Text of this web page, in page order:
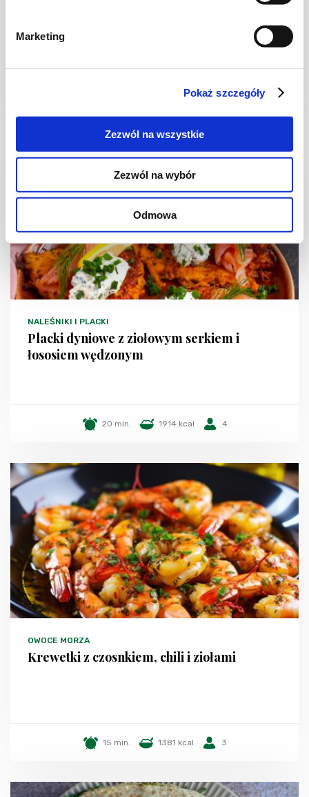
Marketing
Pokaż szczegóły
Zezwól na wszystkie
Zezwól na wybór
Odmowa
pieczarkami
NALEŚNIKI I PLACKI
Placki dyniowe z ziołowym serkiem i
łososiem wędzonym
20 min. 1914 kcal 4
OWOCE MORZA
Krewetki z czosnkiem, chili i ziołami
15 min. 1381 kcal 3